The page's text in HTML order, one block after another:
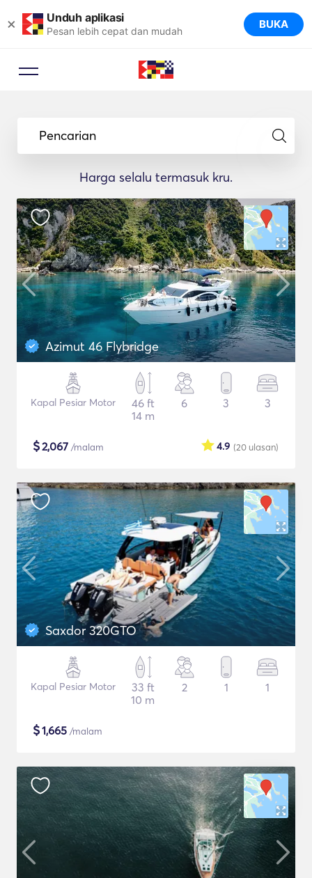
× Unduh aplikasi
Pesan lebih cepat dan mudah BUKA
Pencarian
Harga selalu termasuk kru.
Azimut 46 Flybridge
Kapal Pesiar Motor
46 ft
14 m
6 3 3
$2,067 /malam (20 ulasan)
4.9
Saxdor 320GTO
Kapal Pesiar Motor
33 ft
10 m
2 1 1
$1,665 /malam